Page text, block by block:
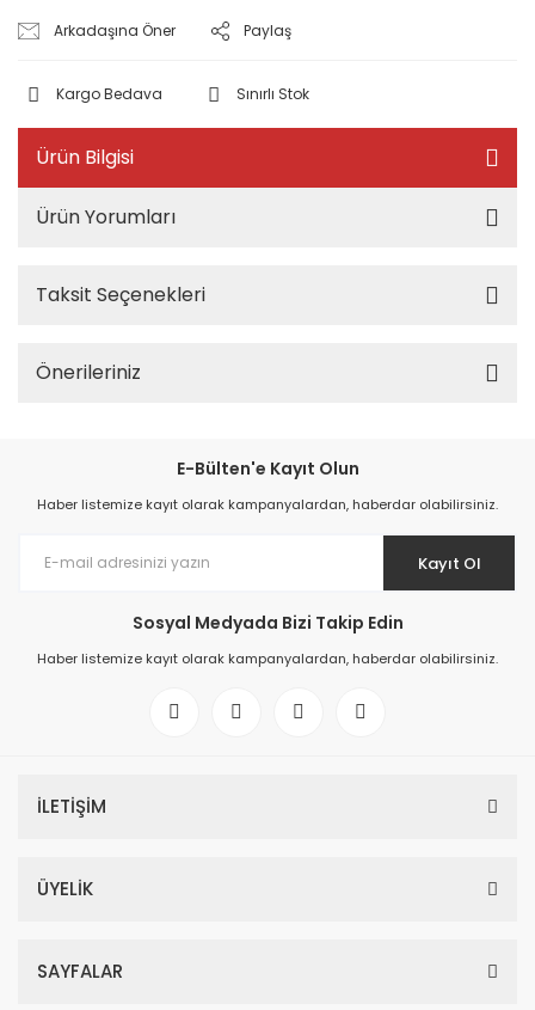
Arkadaşına Öner Paylaş
Kargo Bedava Sınırlı Stok
Ürün Bilgisi
Ürün Yorumları
Taksit Seçenekleri
Önerileriniz
E-Bülten'e Kayıt Olun
Haber listemize kayıt olarak kampanyalardan, haberdar olabilirsiniz.
Kayıt Ol
Sosyal Medyada Bizi Takip Edin
Haber listemize kayıt olarak kampanyalardan, haberdar olabilirsiniz.
İLETİŞİM
ÜYELİK
SAYFALAR